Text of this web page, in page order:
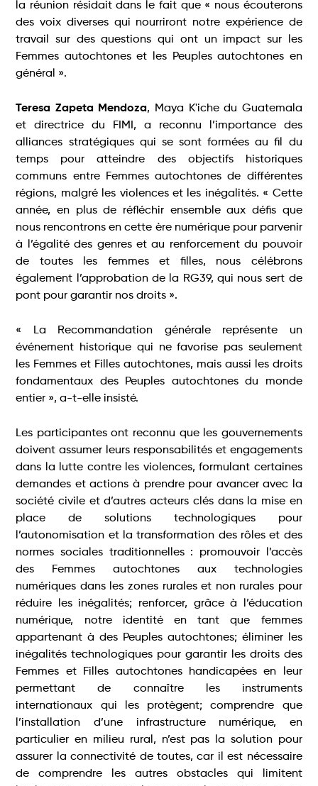
la réunion résidait dans le fait que « nous écouterons
des voix diverses qui nourriront notre expérience de
travail sur des questions qui ont un impact sur les
Femmes autochtones et les Peuples autochtones en
général ».
Teresa Zapeta Mendoza, Maya K'iche du Guatemala
et directrice du FIMI, a reconnu l’importance des
alliances stratégiques qui se sont formées au fil du
temps pour atteindre des objectifs historiques
communs entre Femmes autochtones de différentes
régions, malgré les violences et les inégalités. « Cette
année, en plus de réfléchir ensemble aux défis que
nous rencontrons en cette ère numérique pour parvenir
à l’égalité des genres et au renforcement du pouvoir
de toutes les femmes et filles, nous célébrons
également l’approbation de la RG39, qui nous sert de
pont pour garantir nos droits ».
« La Recommandation générale représente un
événement historique qui ne favorise pas seulement
les Femmes et Filles autochtones, mais aussi les droits
fondamentaux des Peuples autochtones du monde
entier », a-t-elle insisté.
Les participantes ont reconnu que les gouvernements
doivent assumer leurs responsabilités et engagements
dans la lutte contre les violences, formulant certaines
demandes et actions à prendre pour avancer avec la
société civile et d’autres acteurs clés dans la mise en
place de solutions technologiques pour
l’autonomisation et la transformation des rôles et des
normes sociales traditionnelles : promouvoir l’accès
des Femmes autochtones aux technologies
numériques dans les zones rurales et non rurales pour
réduire les inégalités; renforcer, grâce à l’éducation
numérique, notre identité en tant que femmes
appartenant à des Peuples autochtones; éliminer les
inégalités technologiques pour garantir les droits des
Femmes et Filles autochtones handicapées en leur
permettant de connaître les instruments
internationaux qui les protègent; comprendre que
l’installation d’une infrastructure numérique, en
particulier en milieu rural, n’est pas la solution pour
assurer la connectivité de toutes, car il est nécessaire
de comprendre les autres obstacles qui limitent